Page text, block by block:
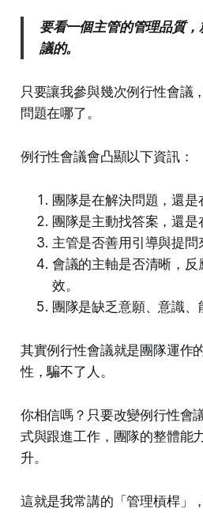
要看一個主管的管理品質
議的。
只要讓我參與幾次例行性會議
問題在哪了。
例行性會議會凸顯以下資訊：
團隊是在解決問題，還是
團隊是主動找答案，還是
主管是否善用引導與提問
會議的主軸是否清晰，
效。
團隊是缺乏意願、意識、
其實例行性會議就是團隊運作
性，騙不了人。
你相信嗎？只要改變例行性會
式與跟進工作，團隊的整體能
升。
這就是我常講的「管理槓桿」